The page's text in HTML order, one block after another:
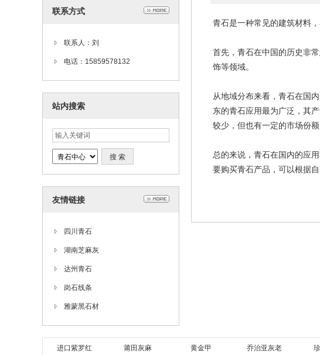
联系方式
联系人：刘
电话：15859578132
站内搜索
友情链接
四川青石
湖南芝麻灰
达州青石
岗石线条
雅蒙黑石材
青石是一种常见的建筑材料
首先，青石在中国的历史非
饰等领域。
从地域分布来看，青石在国
东的青石应用最为广泛，其
较少，但也有一定的市场份额
总的来说，青石在国内的应
要购买青石产品，可以根据
进口紫罗红 莆田灰麻 黄金甲 乔治亚灰老